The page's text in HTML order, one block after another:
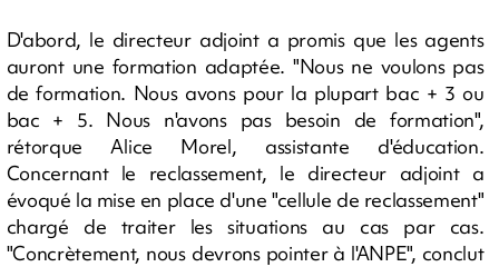
D'abord, le directeur adjoint a promis que les agents
auront une formation adaptée. "Nous ne voulons pas
de formation. Nous avons pour la plupart bac + 3 ou
bac + 5. Nous n'avons pas besoin de formation",
rétorque Alice Morel, assistante d'éducation.
Concernant le reclassement, le directeur adjoint a
évoqué la mise en place d'une "cellule de reclassement"
chargé de traiter les situations au cas par cas.
"Concrètement, nous devrons pointer à l'ANPE", conclut